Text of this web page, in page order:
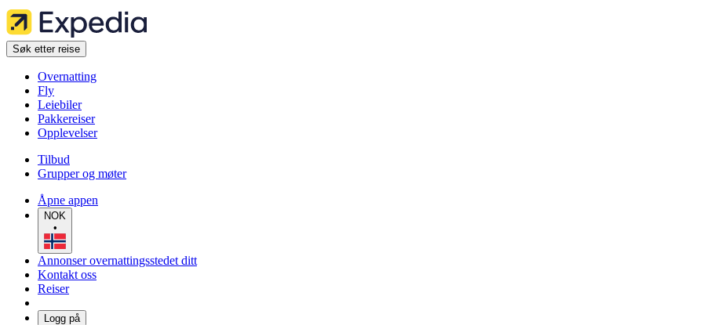
Søk etter reise
Overnatting
Fly
Leiebiler
Pakkereiser
Opplevelser
Tilbud
Grupper og møter
Åpne appen
NOK
•
Annonser overnattingsstedet ditt
Kontakt oss
Reiser
Logg på